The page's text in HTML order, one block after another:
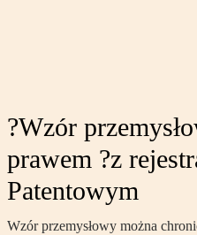
?Wzór
prawem ?z
Patentowym
Wzór przemysłowy można